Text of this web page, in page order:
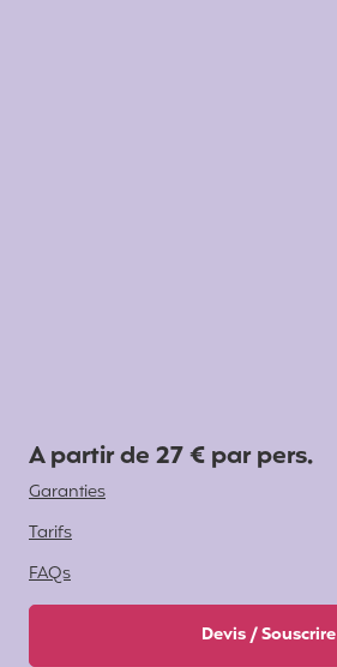
A partir de 27 € par pers.
Garanties
Tarifs
FAQs
Devis / Souscrire